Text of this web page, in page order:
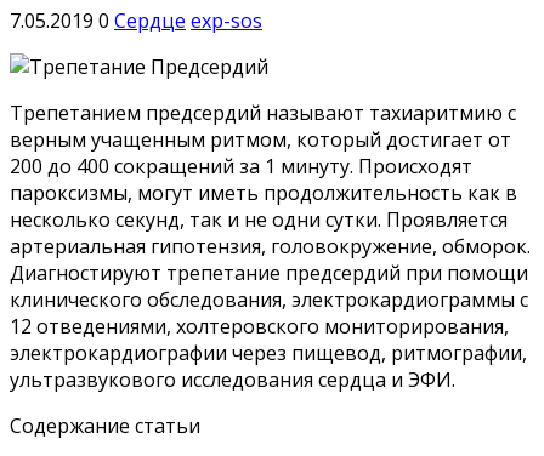
7.05.2019 0 Сердце exp-sos
Трепетанием предсердий называют тахиаритмию с
верным учащенным ритмом, который достигает от
200 до 400 сокращений за 1 минуту. Происходят
пароксизмы, могут иметь продолжительность как в
несколько секунд, так и не одни сутки. Проявляется
артериальная гипотензия, головокружение, обморок.
Диагностируют трепетание предсердий при помощи
клинического обследования, электрокардиограммы с
12 отведениями, холтеровского мониторирования,
электрокардиографии через пищевод, ритмографии,
ультразвукового исследования сердца и ЭФИ.
Содержание статьи